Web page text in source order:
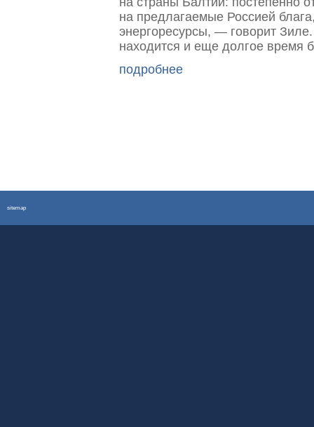
на предлагаемые Россией
энергоресурсы, — говорит
находится и еще долгое время
подробнее
sitemap